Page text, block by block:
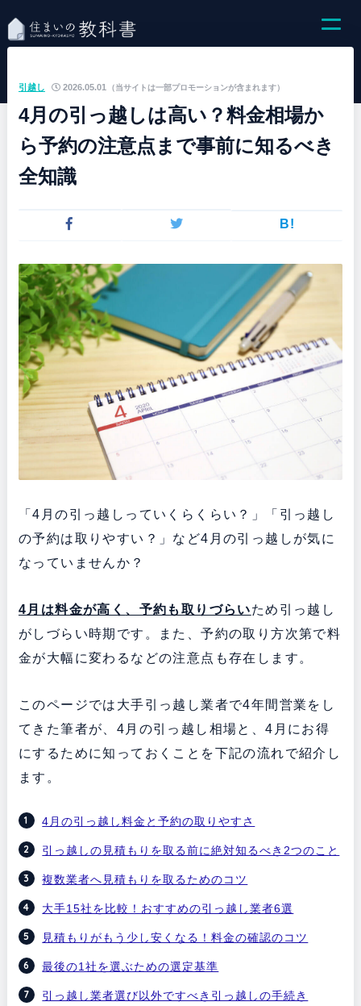
（当サイトは一部プロモーションが含まれます）
引越し 2026.05.01
4月の引っ越しは高い？料金相場か
ら予約の注意点まで事前に知るべき
全知識
B!
「4月の引っ越しっていくらくらい？」「引っ越し
の予約は取りやすい？」など4月の引っ越しが気に
なっていませんか？
4月は料金が高く 、予約も取りづらいため引っ越し
がしづらい時期です。また、予約の取り方次第で料
金が大幅に変わるなどの注意点も存在します。
このページでは大手引っ越し業者で4年間営業をし
てきた筆者が、4月の引っ越し相場と、4月にお得
にするために知っておくことを下記の流れで紹介し
ます。
4月の引っ越し料金と予約の取りやすさ
引っ越しの見積もりを取る前に絶対知るべき2つのこと
複数業者へ見積もりを取るためのコツ
大手15社を比較！おすすめの引っ越し業者6選
見積もりがもう少し安くなる！料金の確認のコツ
最後の1社を選ぶための選定基準
引っ越し業者選び以外ですべき引っ越しの手続き